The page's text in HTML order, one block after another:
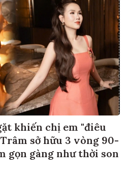
khiến chị em "điêu
sở hữu 3 vòng 90-
gọn gàng như thời son